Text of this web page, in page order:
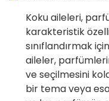
Koku aileleri,
karakteristik
sınıflandırmak
aileler,
ve seçilmesini
bir tema veya